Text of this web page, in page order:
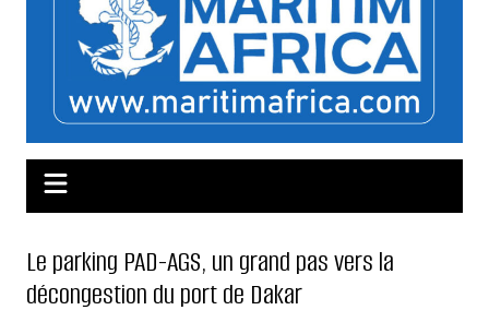
Le parking PAD-AGS, un grand pas vers la
décongestion du port de Dakar